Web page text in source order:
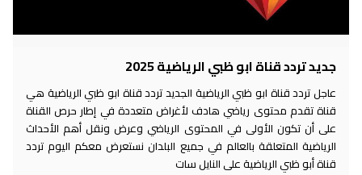
جديد تردد قناة ابو ظبي الرياضية 2025
عاجل تردد قناة ابو ظبي الرياضية الجديد تردد قناة ابو ظبي الرياضية هي
قناة تقدم محتوى رياضي هادف لأغراض متعددة في إطار حرص القناة
على أن تكون الأولى في المحتوى الرياضي وعرض ونقل أهم الأحداث
الرياضية المتعلقة بالعالم في جميع البلدان نستعرض معكم اليوم تردد
قناة أبو ظبي الرياضية على النايل سات